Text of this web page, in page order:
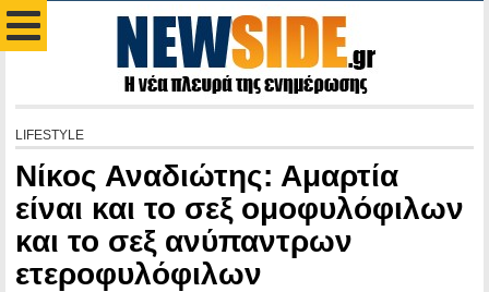
LIFESTYLE
Νίκος Αναδιώτης: Αμαρτία
είναι και το σεξ ομοφυλόφιλων
και το σεξ ανύπαντρων
ετεροφυλόφιλων